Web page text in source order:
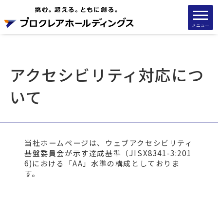
メニュー
アクセシビリティ対応につ
いて
当社ホームページは、ウェブアクセシビリティ
基盤委員会が示す達成基準（JISX8341-3:201
6)における「AA」水準の構成としておりま
す。